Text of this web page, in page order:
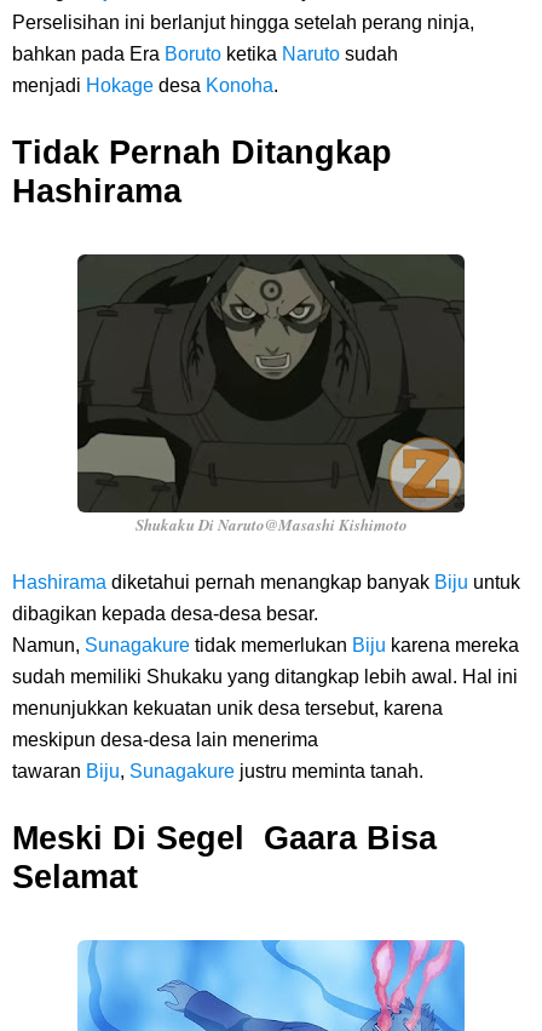
Perselisihan ini berlanjut hingga setelah perang ninja,
bahkan pada Era Boruto ketika Naruto sudah
menjadi Hokage desa Konoha.
Tidak Pernah Ditangkap
Hashirama
Shukaku Di Naruto@Masashi Kishimoto
Hashirama diketahui pernah menangkap banyak Biju untuk
dibagikan kepada desa-desa besar.
Namun, Sunagakure tidak memerlukan Biju karena mereka
sudah memiliki Shukaku yang ditangkap lebih awal. Hal ini
menunjukkan kekuatan unik desa tersebut, karena
meskipun desa-desa lain menerima
tawaran Biju, Sunagakure justru meminta tanah.
Meski Di Segel Gaara Bisa
Selamat